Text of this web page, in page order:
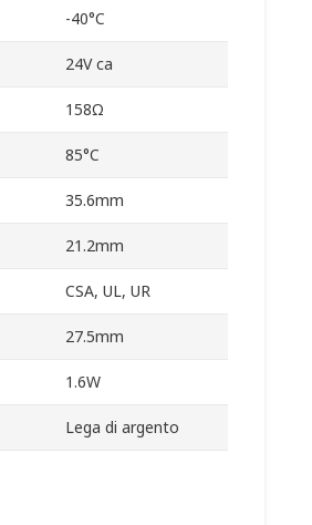
-40°C
24V ca
158Ω
85°C
35.6mm
21.2mm
CSA, UL, UR
27.5mm
1.6W
Lega di argento